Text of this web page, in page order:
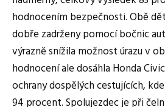
hodnocením bezpečnosti. Obě
dobře zadrženy pomocí bočnic
výrazně snížila možnost úrazu v
hodnocení ale dosáhla Honda
ochrany dospělých cestujících,
94 procent. Spolujezdec je při